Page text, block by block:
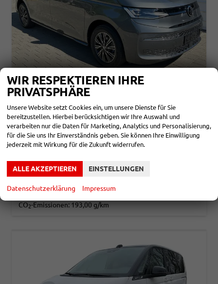
VOLKSWAGEN T7 MULTIVAN
sofort lieferbar Fahrzeug mit Tageszulassung
Fahrzeugnr. 861159 Getriebe Automatik
Kraftstoff Diesel Außenfarbe Indiumgrau Metallic
Leistung 110 kW (150 PS) Kilometerstand 25 km
58.090,– €
incl. 19% MwSt.
DETAILS
Verbrauch kombiniert:7,40 l/100km
CO2-Emissionen: 193,00 g/km
WIR RESPEKTIEREN IHRE
PRIVATSPHÄRE
Unsere Website setzt Cookies ein, um unsere Dienste für Sie
bereitzustellen. Hierbei berücksichtigen wir Ihre Auswahl und
verarbeiten nur die Daten für Marketing, Analytics und Personalisierung,
für die Sie uns Ihr Einverständnis geben. Sie können Ihre Einwilligung
jederzeit mit Wirkung für die Zukunft widerrufen.
ALLE AKZEPTIEREN EINSTELLUNGEN
Datenschutzerklärung Impressum